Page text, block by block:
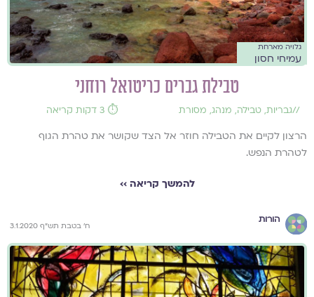
גלויה מארחת
עמיחי חסון
טבילת גברים כריטואל רוחני
//גבריות, טבילה, מנהג, מסורת ⏱️ 3 דקות קריאה
הרצון לקיים את הטבילה חוזר אל הצד שקושר את טהרת הגוף
לטהרת הנפש.
להמשך קריאה ››
הורות
ח' בטבת תש"ף 3.1.2020